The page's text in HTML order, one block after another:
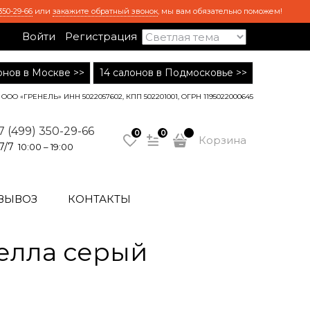
29-66 или закажите обратный звонок, мы вам обязательно поможем!
Войти Регистрация
в Москве >> 14 салонов в Подмосковье >>
ООО «ГРЕНЕЛЬ» ИНН 5022057602, КПП 502201001, ОГРН 1195022000645
(499) 350-29-66
7 10:00 – 19:00
0 0
Корзина
КОНТАКТЫ
серый